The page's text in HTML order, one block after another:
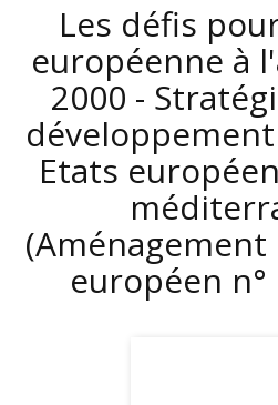
Les défis
européenne à
2000 -
Etats
européen n°